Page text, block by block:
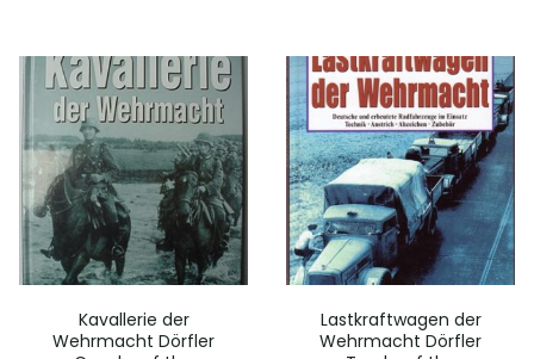
€19,95.
€14,50.
Kavallerie der
Wehrmacht Dörfler
Lastkraftwagen der
Wehrmacht Dörfler